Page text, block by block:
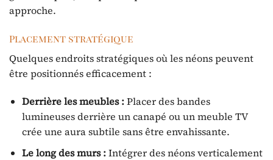
approche.
Placement stratégique
Quelques endroits stratégiques où les néons peuvent
être positionnés efficacement :
Derrière les meubles :Placer des bandes
lumineuses derrière un canapé ou un meuble TV
crée une aura subtile sans être envahissante.
Le long des murs :Intégrer des néons verticalement